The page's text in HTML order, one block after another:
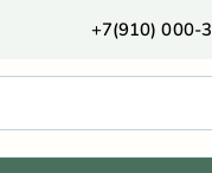
+7(910) 000-